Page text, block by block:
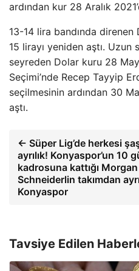
ardından kur 28 Aralık
13-14 lira bandında direnen
15 lirayı yeniden aştı. Uzun
seyreden Dolar kuru 28
Seçimi’nde Recep Tayyip
seçilmesinin ardından 30
aştı.
← Süper Lig’de herkesi
ayrılık! Konyaspor’un 10
kadrosuna kattığı Morgan
Schneiderlin takımdan
Konyaspor
Tavsiye Edilen